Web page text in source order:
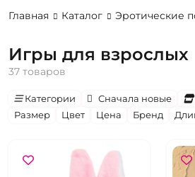
Главная Каталог Эротические
Игры для взрослых
37 товаров
Категории Сначала новые
Размер
Цвет Цена Бренд